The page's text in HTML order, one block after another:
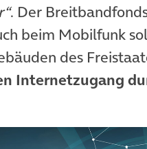
. Der
beim Mobilfunk
des
Internetzugang